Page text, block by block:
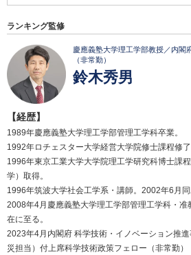
ランキング監修
慶應義塾大学理工学部教授／内閣
（非常勤）
鈴木秀男
【経歴】
1989年慶應義塾大学理工学部管理工学科卒業。
1992年ロチェスター大学経営大学院修士課程修了
1996年東京工業大学大学院理工学研究科博士課
学）取得。
1996年筑波大学社会工学系・講師。2002年6月同
2008年4月慶應義塾大学理工学部管理工学科・
在に至る。
2023年4月内閣府 科学技術・イノベーション推
災担当）付上席科学技術政策フェロー（非常勤）